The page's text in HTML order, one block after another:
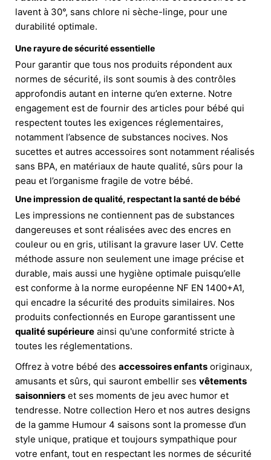
lavent à 30°, sans chlore ni sèche-linge, pour une
durabilité optimale.
Une rayure de sécurité essentielle
Pour garantir que tous nos produits répondent aux
normes de sécurité, ils sont soumis à des contrôles
approfondis autant en interne qu’en externe. Notre
engagement est de fournir des articles pour bébé qui
respectent toutes les exigences réglementaires,
notamment l’absence de substances nocives. Nos
sucettes et autres accessoires sont notamment réalisés
sans BPA, en matériaux de haute qualité, sûrs pour la
peau et l’organisme fragile de votre bébé.
Une impression de qualité, respectant la santé de bébé
Les impressions ne contiennent pas de substances
dangereuses et sont réalisées avec des encres en
couleur ou en gris, utilisant la gravure laser UV. Cette
méthode assure non seulement une image précise et
durable, mais aussi une hygiène optimale puisqu’elle
est conforme à la norme européenne NF EN 1400+A1,
qui encadre la sécurité des produits similaires. Nos
produits confectionnés en Europe garantissent une
qualité supérieure ainsi qu'une conformité stricte à
toutes les réglementations.
Offrez à votre bébé des accessoires enfants originaux,
amusants et sûrs, qui sauront embellir ses vêtements
saisonniers et ses moments de jeu avec humor et
tendresse. Notre collection Hero et nos autres designs
de la gamme Humour 4 saisons sont la promesse d’un
style unique, pratique et toujours sympathique pour
votre enfant, tout en respectant les normes de sécurité